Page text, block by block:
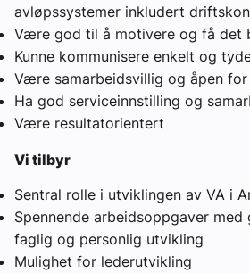
avløpssystemer inkludert
Være god til å motivere og få det
Kunne kommunisere enkelt og
Være samarbeidsvillig og åpen
Ha god serviceinnstilling og
Være resultatorientert
Vi tilbyr
Sentral rolle i utviklingen av VA i
Spennende arbeidsoppgaver
faglig og personlig utvikling
Mulighet for lederutvikling